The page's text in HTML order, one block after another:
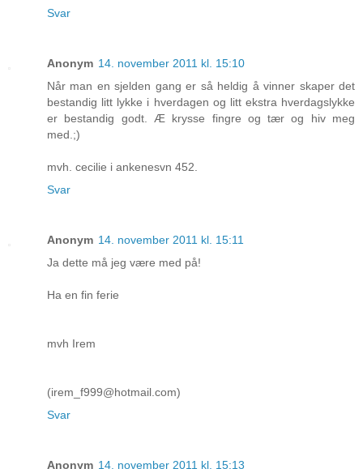
Svar
Anonym 14. november 2011 kl. 15:10
Når man en sjelden gang er så heldig å vinner skaper det
bestandig litt lykke i hverdagen og litt ekstra hverdagslykke
er bestandig godt. Æ krysse fingre og tær og hiv meg
med.;)
mvh. cecilie i ankenesvn 452.
Svar
Anonym 14. november 2011 kl. 15:11
Ja dette må jeg være med på!
Ha en fin ferie
mvh Irem
(irem_f999@hotmail.com)
Svar
Anonym 14. november 2011 kl. 15:13